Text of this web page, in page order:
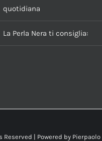
quotidiana
La Perla Nera ti consiglia:
| Powered by